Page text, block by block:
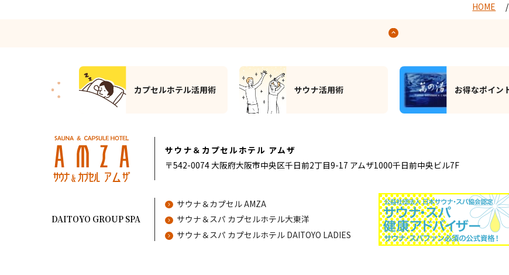
HOME
ホテル活用術 サウナ活用術 お得なポイントカード SNS公式アカ
サウナ＆カプセルホテル アムザ
〒542-0074大阪府大阪市中央区千日前2丁目9-17 アムザ1000千日前中央ビル7F
DAITOYO GROUP SPA
サウナ＆カプセル AMZA
サウナ＆スパ カプセルホテル大東洋
サウナ＆スパ カプセルホテル DAITOYO LADIES